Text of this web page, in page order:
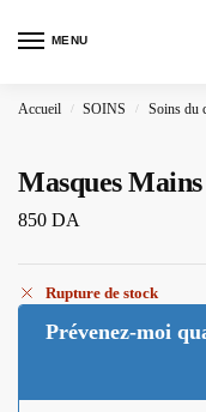
MENU
Accueil / SOINS / Soins du
Masques
850 DA
Rupture de stock
Prévenez-moi